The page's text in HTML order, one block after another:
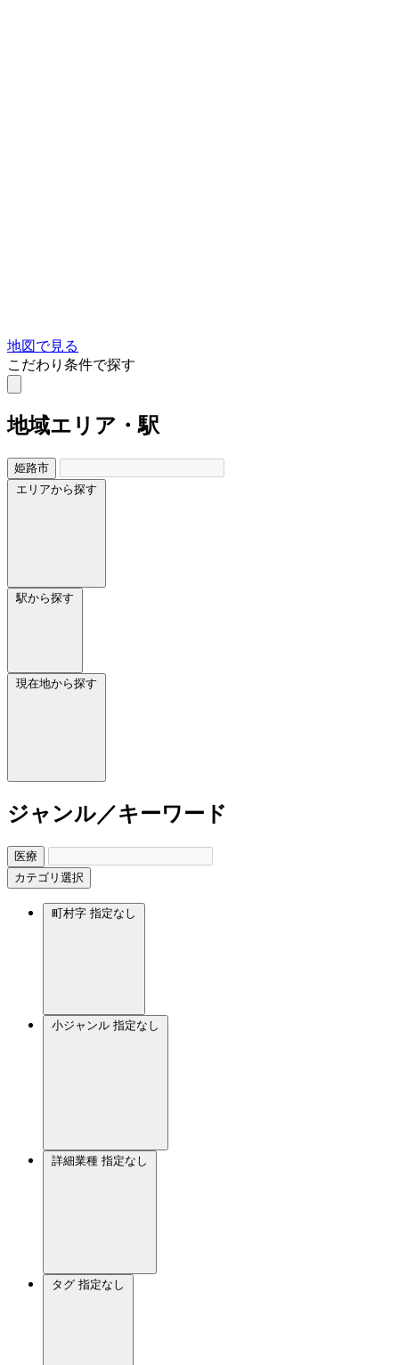
地図で見る
こだわり条件で探す
地域エリア・駅
姫路市
エリアから探す
駅から探す
現在地から探す
ジャンル／キーワード
医療
カテゴリ選択
町村字 指定なし
小ジャンル 指定なし
詳細業種 指定なし
タグ 指定なし